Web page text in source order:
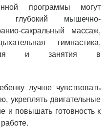
программы могут
глубокий мышечно-
сакральный массаж,
гимнастика,
и занятия в
лучше чувствовать
укреплять двигательные
и повышать готовность к